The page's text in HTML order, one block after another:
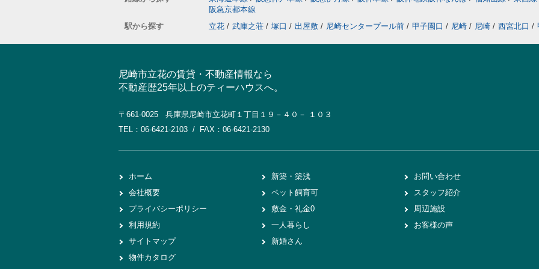
阪急京都本線
駅から探す
立花 / 武庫之荘 / 塚口 / 出屋敷 / 尼崎センタープール前 / 甲子園口 / 尼崎 / 尼崎 / 西宮北口 /
尼崎市立花の賃貸・不動産情報なら
不動産歴25年以上のティーハウスへ。
〒661-0025 兵庫県尼崎市立花町１丁目１９－４０－ １０３
TEL：06-6421-2103 / FAX：06-6421-2130
ホーム
会社概要
プライバシーポリシー
利用規約
サイトマップ
物件カタログ
新築・築浅
ペット飼育可
敷金・礼金0
一人暮らし
新婚さん
お問い合わせ
スタッフ紹介
周辺施設
お客様の声